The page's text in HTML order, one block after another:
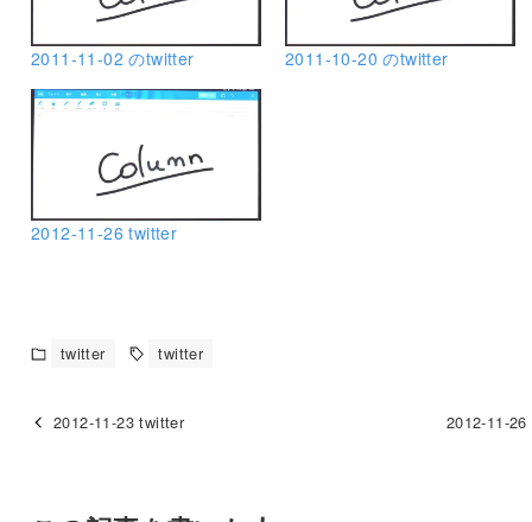
2011-11-02 のtwitter 2011-10-20 のtwitter
2012-11-26 twitter
twitter twitter
2012-11-23 twitter 2012-11-